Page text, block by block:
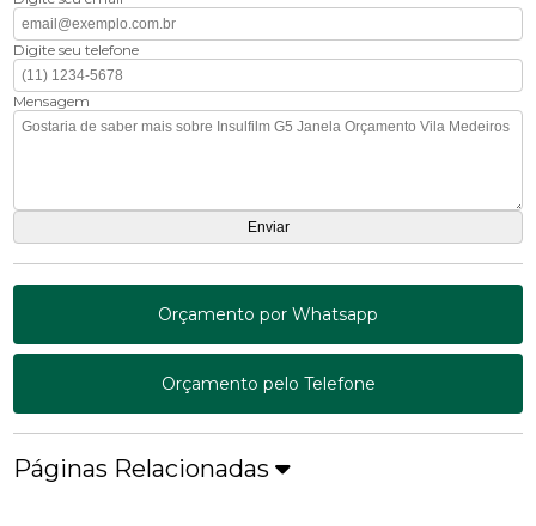
Digite seu telefone
Mensagem
Orçamento por Whatsapp
Orçamento pelo Telefone
Páginas Relacionadas